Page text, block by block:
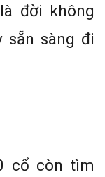
đời không
sàng đi
cổ còn tìm